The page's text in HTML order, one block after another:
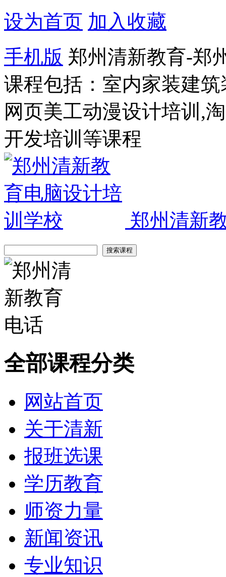
设为首页 加入收藏
手机版 郑州清新教育-郑
课程包括：室内家装建
网页美工动漫设计培训,
开发培训等课程
郑州清新
全部课程分类
网站首页
关于清新
报班选课
学历教育
师资力量
新闻资讯
专业知识